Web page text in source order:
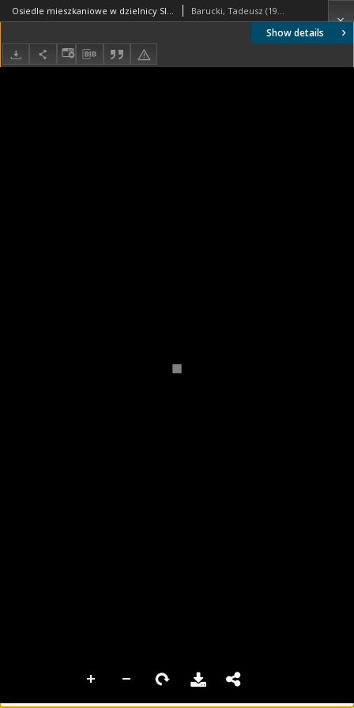
Show details
Osiedle mieszkaniowe w dzielnicy Slotervaart w zachodniej części miasta, widok z podcieni budynku na pięciokondygnacyjne budynki mieszkalne usytuowane nad brzegiem kanału płynącego na terenie osiedla, Amsterdam, Niderlandy Barucki, Tadeusz (1922- ). Fotograf